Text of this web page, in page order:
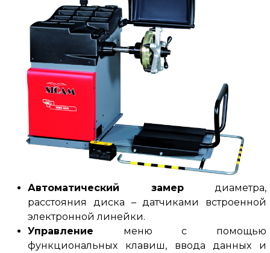
Автоматический замердиаметра,
расстояния диска – датчиками встроенной
электронной линейки.
Управление меню с помощью
функциональных клавиш, ввода данных и